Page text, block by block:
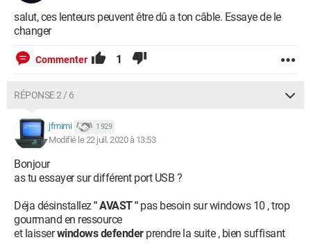
salut, ces lenteurs peuvent être dû a ton câble. Essaye de le
changer
Commenter 1
RÉPONSE 2 / 6
jfmimi 1 929
Modifié le 22 juil. 2020 à 13:53
Bonjour
as tu essayer sur différent port USB ?
Déja désinstallez" AVAST "pas besoin sur windows 10 , trop
gourmand en ressource
et laisserwindows defender prendre la suite , bien suffisant